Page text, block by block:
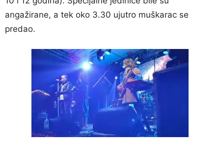
angažirane, a tek oko 3.30 ujutro muškarac se
predao.